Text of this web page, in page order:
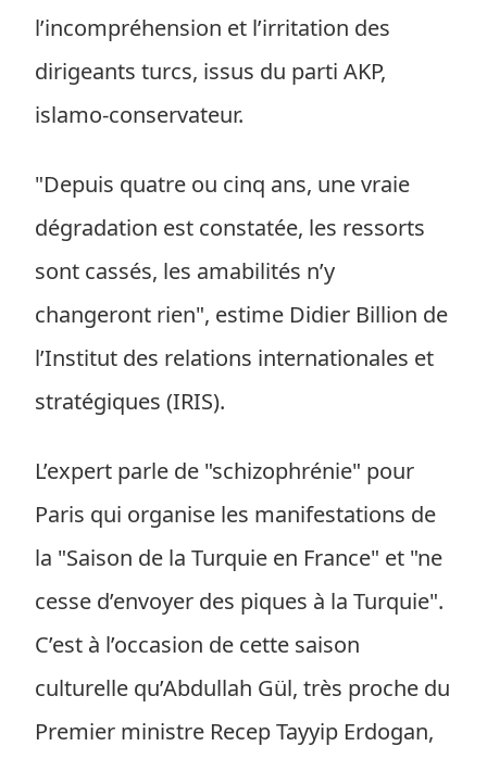
l’incompréhension et l’irritation des
dirigeants turcs, issus du parti AKP,
islamo-conservateur.
"Depuis quatre ou cinq ans, une vraie
dégradation est constatée, les ressorts
sont cassés, les amabilités n’y
changeront rien", estime Didier Billion de
l’Institut des relations internationales et
stratégiques (IRIS).
L’expert parle de "schizophrénie" pour
Paris qui organise les manifestations de
la "Saison de la Turquie en France" et "ne
cesse d’envoyer des piques à la Turquie".
C’est à l’occasion de cette saison
culturelle qu’Abdullah Gül, très proche du
Premier ministre Recep Tayyip Erdogan,